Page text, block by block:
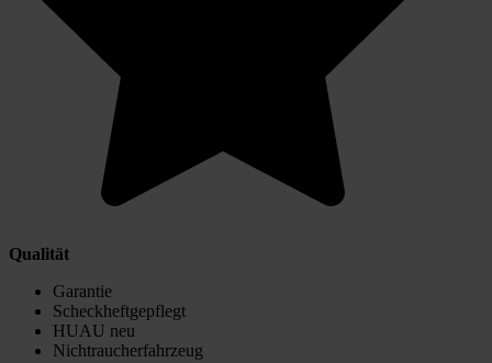
Qualität
Garantie
Scheckheftgepflegt
HUAU neu
Nichtraucherfahrzeug